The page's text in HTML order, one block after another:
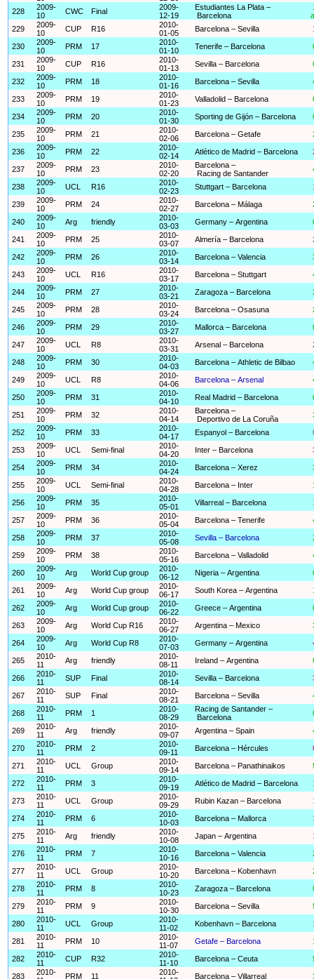
228
2009-
10
CWC Final
2009-
12-19
Estudiantes La Plata –
Barcelona
229
2009-
10
CUP R16
2010-
01-05
Barcelona – Sevilla
230
2009-
10
PRM 17
2010-
01-10
Tenerife – Barcelona
231
2009-
10
CUP R16
2010-
01-13
Sevilla – Barcelona
232
2009-
10
PRM 18
2010-
01-16
Barcelona – Sevilla
233
2009-
10
PRM 19
2010-
01-23
Valladolid – Barcelona
234
2009-
10
PRM 20
2010-
01-30
Sporting de Gijón – Barcelona
235
2009-
10
PRM 21
2010-
02-06
Barcelona – Getafe
236
2009-
10
PRM 22
2010-
02-14
Atlético de Madrid – Barcelona
237
2009-
10
PRM 23
2010-
02-20
Barcelona –
Racing de Santander
238
2009-
10
UCL R16
2010-
02-23
Stuttgart – Barcelona
239
2009-
10
PRM 24
2010-
02-27
Barcelona – Málaga
240
2009-
10
Arg friendly
2010-
03-03
Germany – Argentina
241
2009-
10
PRM 25
2010-
03-07
Almería – Barcelona
242
2009-
10
PRM 26
2010-
03-14
Barcelona – Valencia
243
2009-
10
UCL R16
2010-
03-17
Barcelona – Stuttgart
244
2009-
10
PRM 27
2010-
03-21
Zaragoza – Barcelona
245
2009-
10
PRM 28
2010-
03-24
Barcelona – Osasuna
246
2009-
10
PRM 29
2010-
03-27
Mallorca – Barcelona
247
2009-
10
UCL R8
2010-
03-31
Arsenal – Barcelona
248
2009-
10
PRM 30
2010-
04-03
Barcelona – Athletic de Bilbao
249
2009-
10
UCL R8
2010-
04-06
Barcelona – Arsenal
250
2009-
10
PRM 31
2010-
04-10
Real Madrid – Barcelona
251
2009-
10
PRM 32
2010-
04-14
Barcelona –
Deportivo de La Coruña
252
2009-
10
PRM 33
2010-
04-17
Espanyol – Barcelona
253
2009-
10
UCL Semi-final
2010-
04-20
Inter – Barcelona
254
2009-
10
PRM 34
2010-
04-24
Barcelona – Xerez
255
2009-
10
UCL Semi-final
2010-
04-28
Barcelona – Inter
256
2009-
10
PRM 35
2010-
05-01
Villarreal – Barcelona
257
2009-
10
PRM 36
2010-
05-04
Barcelona – Tenerife
258
2009-
10
PRM 37
2010-
05-08
Sevilla – Barcelona
259
2009-
10
PRM 38
2010-
05-16
Barcelona – Valladolid
260
2009-
10
Arg World Cup group
2010-
06-12
Nigeria – Argentina
261
2009-
10
Arg World Cup group
2010-
06-17
South Korea – Argentina
262
2009-
10
Arg World Cup group
2010-
06-22
Greece – Argentina
263
2009-
10
Arg World Cup R16
2010-
06-27
Argentina – Mexico
264
2009-
10
Arg World Cup R8
2010-
07-03
Germany – Argentina
265
2010-
11
Arg friendly
2010-
08-11
Ireland – Argentina
266
2010-
11
SUP Final
2010-
08-14
Sevilla – Barcelona
267
2010-
11
SUP Final
2010-
08-21
Barcelona – Sevilla
268
2010-
11
PRM 1
2010-
08-29
Racing de Santander –
Barcelona
269
2010-
11
Arg friendly
2010-
09-07
Argentina – Spain
270
2010-
11
PRM 2
2010-
09-11
Barcelona – Hércules
271
2010-
11
UCL Group
2010-
09-14
Barcelona – Panathinaikos
272
2010-
11
PRM 3
2010-
09-19
Atlético de Madrid – Barcelona
273
2010-
11
UCL Group
2010-
09-29
Rubin Kazan – Barcelona
274
2010-
11
PRM 6
2010-
10-03
Barcelona – Mallorca
275
2010-
11
Arg friendly
2010-
10-08
Japan – Argentina
276
2010-
11
PRM 7
2010-
10-16
Barcelona – Valencia
277
2010-
11
UCL Group
2010-
10-20
Barcelona – Kobenhavn
278
2010-
11
PRM 8
2010-
10-23
Zaragoza – Barcelona
279
2010-
11
PRM 9
2010-
10-30
Barcelona – Sevilla
280
2010-
11
UCL Group
2010-
11-02
Kobenhavn – Barcelona
281
2010-
11
PRM 10
2010-
11-07
Getafe – Barcelona
282
2010-
11
CUP R32
2010-
11-10
Barcelona – Ceuta
283
2010-
PRM 11
2010-
Barcelona – Villarreal